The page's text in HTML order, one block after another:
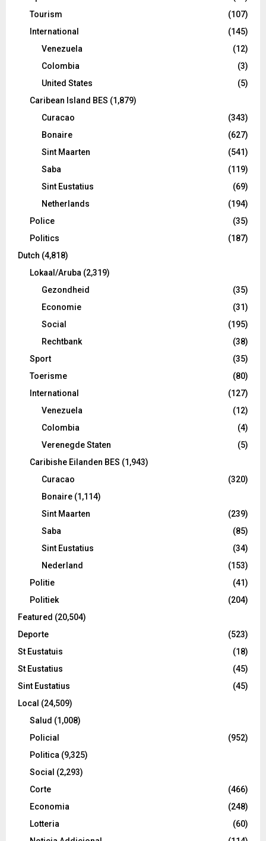
Tourism
(107)
International
(145)
Venezuela
(12)
Colombia
(3)
United States
(5)
Caribean Island BES (1,879)
Curacao
(343)
Bonaire
(627)
Sint Maarten
(541)
Saba
(119)
Sint Eustatius
(69)
Netherlands
(194)
Police
(35)
Politics
(187)
Dutch (4,818)
Lokaal/Aruba (2,319)
Gezondheid
(35)
Economie
(31)
Social
(195)
Rechtbank
(38)
Sport
(35)
Toerisme
(80)
International
(127)
Venezuela
(12)
Colombia
(4)
Verenegde Staten
(5)
Caribishe Eilanden BES (1,943)
Curacao
(320)
Bonaire (1,114)
Sint Maarten
(239)
Saba
(85)
Sint Eustatius
(34)
Nederland
(153)
Politie
(41)
Politiek
(204)
Featured (20,504)
Deporte
(523)
St Eustatuis
(18)
St Eustatius
(45)
Sint Eustatius
(45)
Local (24,509)
Salud (1,008)
Policial
(952)
Politica (9,325)
Social (2,293)
Corte
(466)
Economia
(248)
Lotteria
(60)